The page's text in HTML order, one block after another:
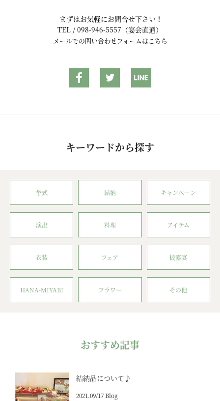
まずはお気軽にお問合せ下さい！
TEL / 098-946-5557（宴会直通）
メールでの問い合わせフォームはこちら
キーワードから探す
挙式 結納 キャンペーン
演出 料理 アイテム
衣装 フェア 披露宴
HANA-MIYABI フラワー その他
おすすめ記事
結納品について♪
2021.09/17 Blog